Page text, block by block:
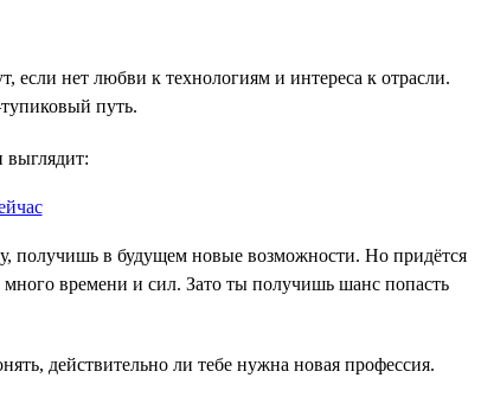
если нет любви к технологиям и интереса к отрасли.
путь.
выглядит:
получишь в будущем новые возможности. Но придётся
много времени и сил. Зато ты получишь шанс попасть
действительно ли тебе нужна новая профессия.